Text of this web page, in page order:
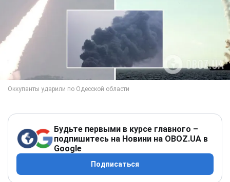
Будьте первыми в курсе главного –
подпишитесь на Новини на OBOZ.UA в
Google
Подписаться